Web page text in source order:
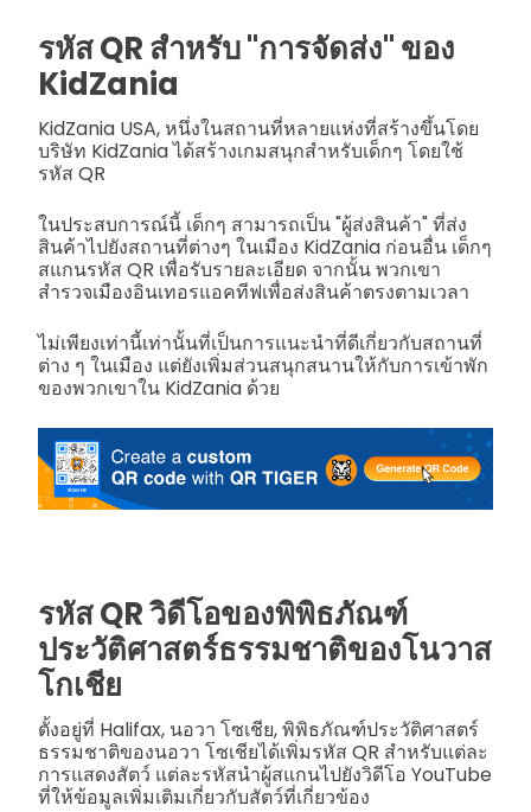
รหัส QR สำหรับ "การจัดส่ง" ของ
KidZania
KidZania USA, หนึ่งในสถานที่หลายแห่งที่สร้างขึ้นโดย
บริษัท KidZania ได้สร้างเกมสนุกสำหรับเด็กๆ โดยใช้
รหัส QR
ในประสบการณ์นี้ เด็กๆ สามารถเป็น "ผู้ส่งสินค้า" ที่ส่ง
สินค้าไปยังสถานที่ต่างๆ ในเมือง KidZania ก่อนอื่น เด็กๆ
สแกนรหัส QR เพื่อรับรายละเอียด จากนั้น พวกเขา
สำรวจเมืองอินเทอรแอคทีฟเพื่อส่งสินค้าตรงตามเวลา
ไม่เพียงเท่านี้เท่านั้นที่เป็นการแนะนำที่ดีเกี่ยวกับสถานที่
ต่าง ๆ ในเมือง แต่ยังเพิ่มส่วนสนุกสนานให้กับการเข้าพัก
ของพวกเขาใน KidZania ด้วย
รหัส QR วิดีโอของพิพิธภัณฑ์
ประวัติศาสตร์ธรรมชาติของโนวาส
โกเชีย
ตั้งอยู่ที่ Halifax, นอวา โซเชีย, พิพิธภัณฑ์ประวัติศาสตร์
ธรรมชาติของนอวา โซเชียได้เพิ่มรหัส QR สำหรับแต่ละ
การแสดงสัตว์ แต่ละรหัสนำผู้สแกนไปยังวิดีโอ YouTube
ที่ให้ข้อมูลเพิ่มเติมเกี่ยวกับสัตว์ที่เกี่ยวข้อง